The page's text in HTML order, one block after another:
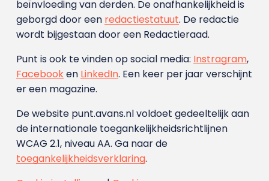
beïnvloeding van derden. De onafhankelijkheid is
geborgd door een redactiestatuut. De redactie
wordt bijgestaan door een Redactieraad.
Punt is ook te vinden op social media: Instragram,
Facebooken LinkedIn. Een keer per jaar verschijnt
er een magazine.
De website punt.avans.nl voldoet gedeeltelijk aan
de internationale toegankelijkheidsrichtlijnen
WCAG 2.1, niveau AA. Ga naar de
toegankelijkheidsverklaring.